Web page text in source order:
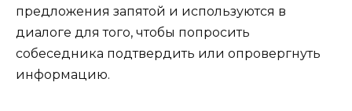
предложения запятой и используются в
диалоге для того, чтобы попросить
собеседника подтвердить или опровергнуть
информацию.